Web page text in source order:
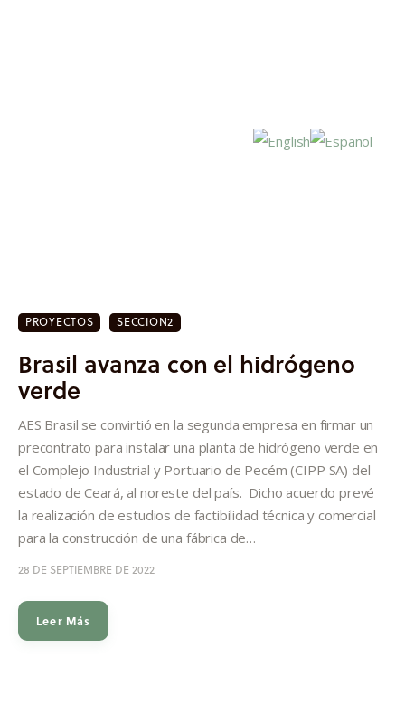
Investigación
Proyectos
Informes
Quiénes somos
PROYECTOS SECCION2
Brasil avanza con el hidrógeno
verde
AES Brasil se convirtió en la segunda empresa en firmar un
precontrato para instalar una planta de hidrógeno verde en
el Complejo Industrial y Portuario de Pecém (CIPP SA) del
estado de Ceará, al noreste del país. Dicho acuerdo prevé
la realización de estudios de factibilidad técnica y comercial
para la construcción de una fábrica de…
28 DE SEPTIEMBRE DE 2022
Leer Más